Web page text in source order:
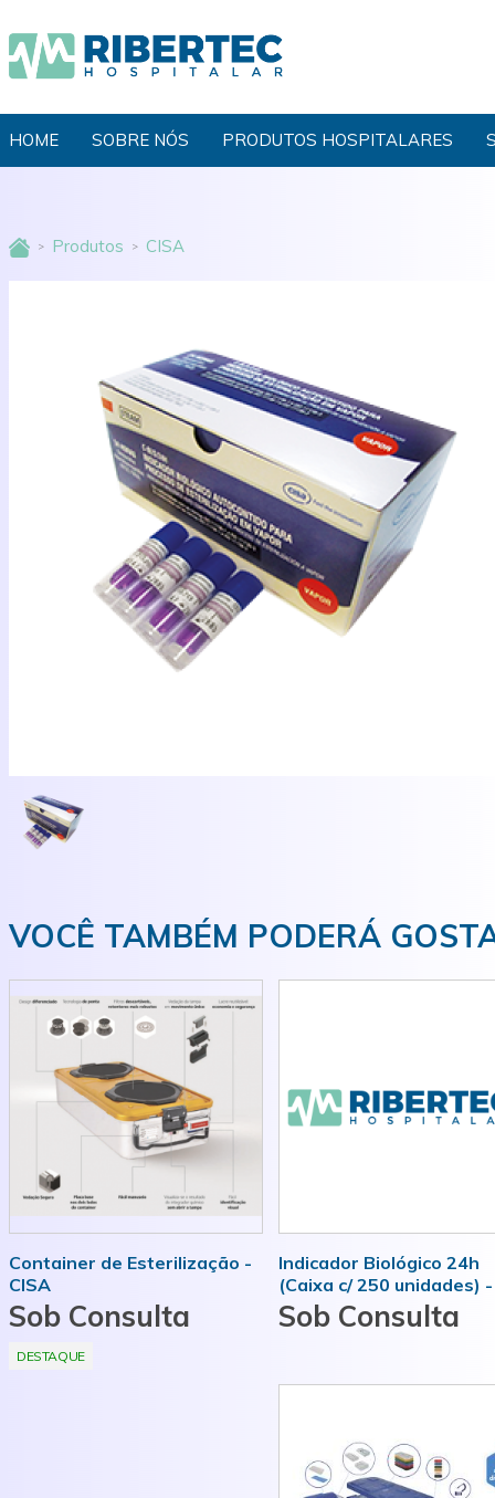
HOME SOBRE NÓS PRODUTOS HOSPITALARES
> Produtos > CISA
VOCÊ TAMBÉM PODERÁ
Container de Esterilização -
CISA
Sob Consulta
DESTAQUE
Indicador Biológico 24h
(Caixa c/ 250 unidades) -
CISA
Sob Consulta